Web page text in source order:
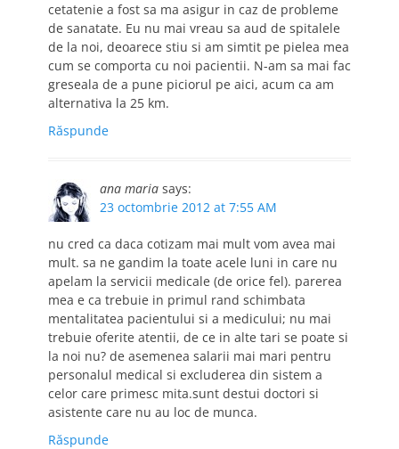
cetatenie a fost sa ma asigur in caz de probleme
de sanatate. Eu nu mai vreau sa aud de spitalele
de la noi, deoarece stiu si am simtit pe pielea mea
cum se comporta cu noi pacientii. N-am sa mai fac
greseala de a pune piciorul pe aici, acum ca am
alternativa la 25 km.
Răspunde
ana maria says:
23 octombrie 2012 at 7:55 AM
nu cred ca daca cotizam mai mult vom avea mai
mult. sa ne gandim la toate acele luni in care nu
apelam la servicii medicale (de orice fel). parerea
mea e ca trebuie in primul rand schimbata
mentalitatea pacientului si a medicului; nu mai
trebuie oferite atentii, de ce in alte tari se poate si
la noi nu? de asemenea salarii mai mari pentru
personalul medical si excluderea din sistem a
celor care primesc mita.sunt destui doctori si
asistente care nu au loc de munca.
Răspunde